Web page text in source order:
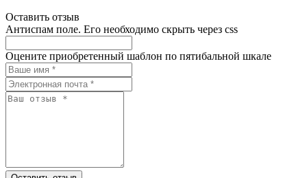
Оставить отзыв
Антиспам поле. Его необходимо скрыть через css
Оцените приобретенный шаблон по пятибальной шкале